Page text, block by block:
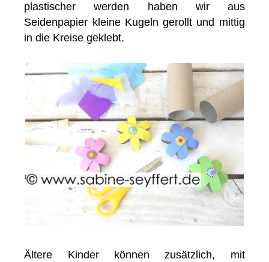
plastischer werden haben wir aus
Seidenpapier kleine Kugeln gerollt und mittig
in die Kreise geklebt.
Ältere Kinder können zusätzlich, mit